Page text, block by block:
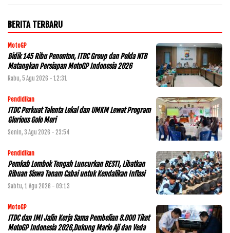
BERITA TERBARU
MotoGP
Bidik 145 Ribu Penonton, ITDC Group dan Polda NTB
Matangkan Persiapan MotoGP Indonesia 2026
Rabu, 5 Agu 2026 - 12:31
Pendidikan
ITDC Perkuat Talenta Lokal dan UMKM Lewat Program
Glorious Golo Mori
Senin, 3 Agu 2026 - 23:54
Pendidikan
Pemkab Lombok Tengah Luncurkan BESTI, Libatkan
Ribuan Siswa Tanam Cabai untuk Kendalikan Inflasi
Sabtu, 1 Agu 2026 - 09:13
MotoGP
ITDC dan IMI Jalin Kerja Sama Pembelian 8.000 Tiket
MotoGP Indonesia 2026,Dukung Mario Aji dan Veda